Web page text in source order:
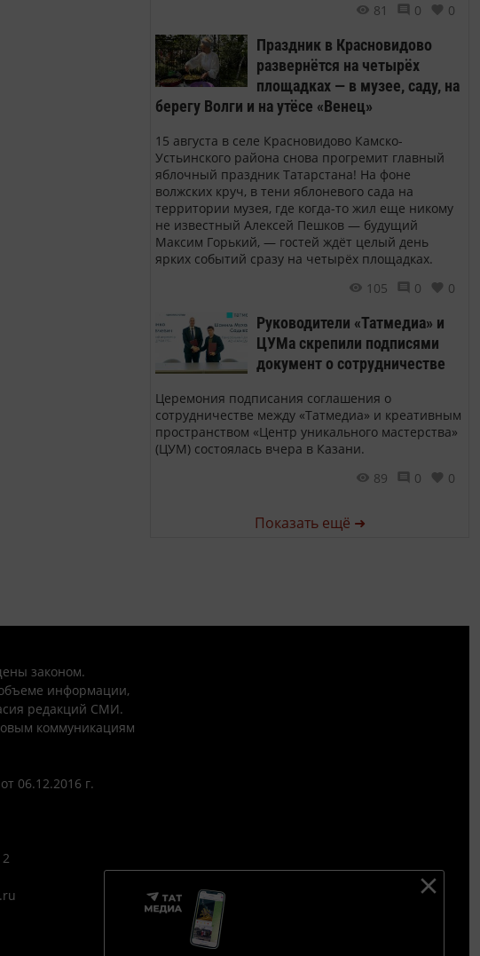
81
0 0
Праздник в Красновидово
развернётся на четырёх
площадках — в музее, саду, на
берегу Волги и на утёсе «Венец»
15 августа в селе Красновидово Камско-
Устьинского района снова прогремит главный
яблочный праздник Татарстана! На фоне
волжских круч, в тени яблоневого сада на
территории музея, где когда-то жил еще никому
не известный Алексей Пешков — будущий
Максим Горький, — гостей ждёт целый день
ярких событий сразу на четырёх площадках.
105
0 0
Руководители «Татмедиа» и
ЦУМа скрепили подписями
документ о сотрудничестве
Церемония подписания соглашения о
сотрудничестве между «Татмедиа» и креативным
пространством «Центр уникального мастерства»
(ЦУМ) состоялась вчера в Казани.
89
0 0
Показать ещё ➜
законом.
информации,
редакций СМИ.
коммуникациям
06.12.2016 г.